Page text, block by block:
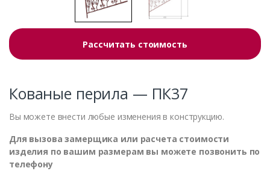
Рассчитать стоимость
Кованые перила — ПК37
Вы можете внести любые изменения в конструкцию.
Для вызова замерщика или расчета стоимости
изделия по вашим размерам вы можете позвонить по
телефону